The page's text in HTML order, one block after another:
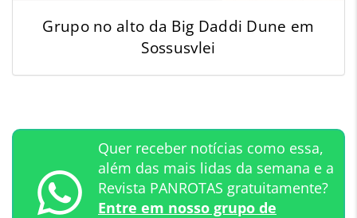
Grupo no alto da Big Daddi Dune em
Sossusvlei
Quer receber notícias como essa,
além das mais lidas da semana e a
Revista PANROTAS gratuitamente?
Entre em nosso grupo de